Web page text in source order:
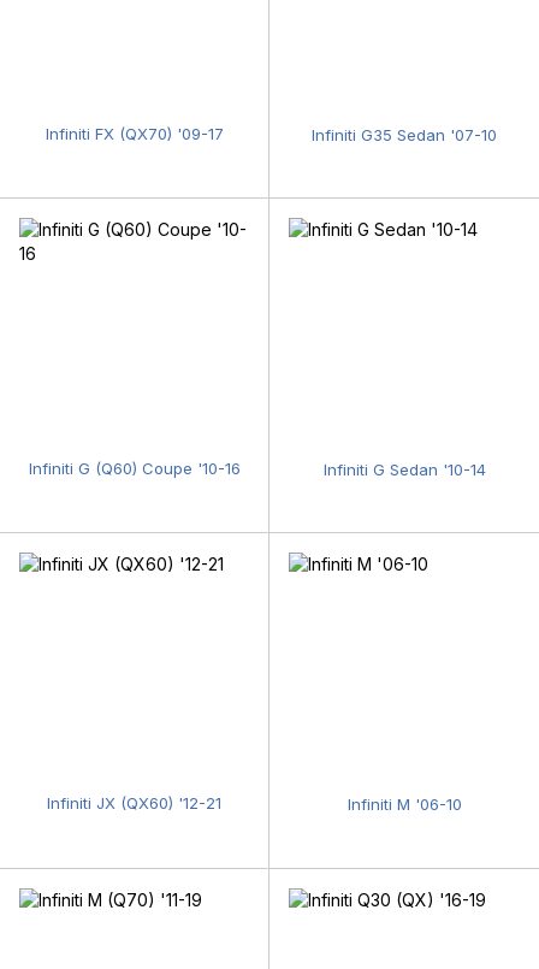
Infiniti FX (QX70) '09-17 Infiniti G35 Sedan '07-10
Infiniti G (Q60) Coupe '10-16 Infiniti G Sedan '10-14
Infiniti JX (QX60) '12-21 Infiniti M '06-10